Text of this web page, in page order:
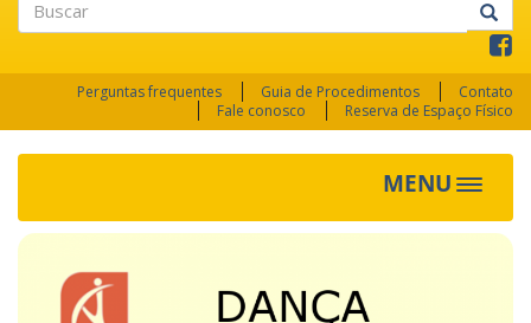
Perguntas frequentes Guia de Procedimentos
Contato
Fale conosco
Reserva de Espaço Físico
MENU
Toggle